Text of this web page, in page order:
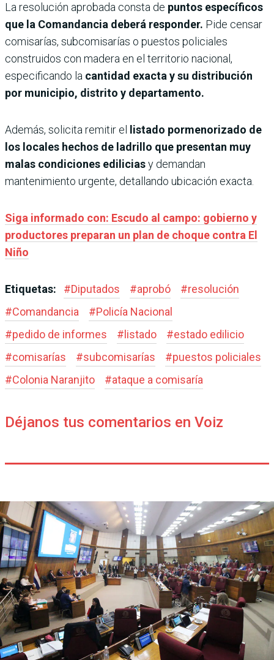
La resolución aprobada consta de puntos específicos
que la Comandancia deberá responder. Pide censar
comisarías, subcomisarías o puestos policiales
construidos con madera en el territorio nacional,
especificando la cantidad exacta y su distribución
por municipio, distrito y departamento.
Además, solicita remitir el
listado pormenorizado de
los locales hechos de ladrillo que presentan muy
malas condiciones ediliciasy demandan
mantenimiento urgente, detallando ubicación exacta.
Siga informado con: Escudo al campo: gobierno y
productores preparan un plan de choque contra El
Niño
Etiquetas: #Diputados #aprobó #resolución
#Comandancia #Policía Nacional
#pedido de informes # listado #estado edilicio
#comisarías #subcomisarías #puestos policiales
#Colonia Naranjito #ataque a comisaría
Déjanos tus comentarios en Voiz